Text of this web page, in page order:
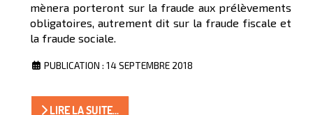
mènera porteront sur la fraude aux prélèvements
obligatoires, autrement dit sur la fraude fiscale et
la fraude sociale.
PUBLICATION : 14 SEPTEMBRE 2018
LIRE LA SUITE...